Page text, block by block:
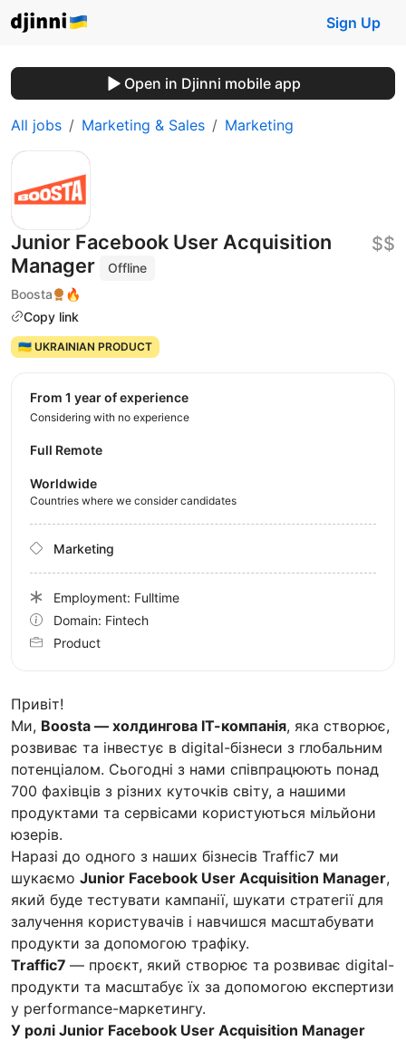
Sign Up
Open in Djinni mobile app
All jobs Marketing & Sales Marketing
Junior Facebook User Acquisition
Manager
Offline
Boosta
🔥
Copy link
$$
🇺🇦 UKRAINIAN PRODUCT
Привіт!
Ми, Boosta — холдингова ІТ-компанія, яка створює,
розвиває та інвестує в digital-бізнеси з глобальним
потенціалом. Сьогодні з нами співпрацюють понад
700 фахівців з різних куточків світу, а нашими
продуктами та сервісами користуються мільйони
юзерів.
Наразі до одного з наших бізнесів Traffic7 ми
шукаємо Junior Facebook User Acquisition Manager,
який буде тестувати кампанії, шукати стратегії для
залучення користувачів і навчишся масштабувати
продукти за допомогою трафіку.
Traffic7 — проєкт, який створює та розвиває digital-
продукти та масштабує їх за допомогою експертизи
у performance-маркетингу.
У ролі Junior Facebook User Acquisition Manager
from 1 year of experience
Considering with no experience
Full Remote
Worldwide
Countries where we consider candidates
Marketing
Employment: Fulltime
Domain: Fintech
Product